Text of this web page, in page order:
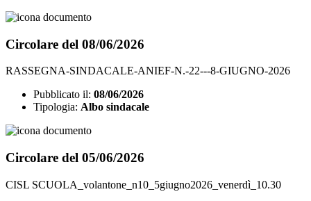
Circolare del 08/06/2026
RASSEGNA-SINDACALE-ANIEF-N.-22---8-GIUGNO-2026
Pubblicato il: 08/06/2026
Tipologia: Albo sindacale
Circolare del 05/06/2026
CISL SCUOLA_volantone_n10_5giugno2026_venerdì_10.30